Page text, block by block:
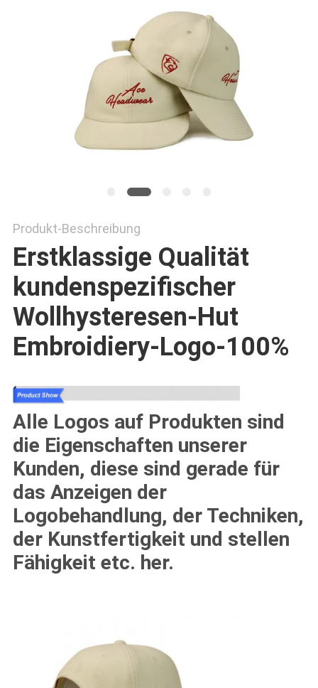
Produkt-Beschreibung
Erstklassige Qualität
kundenspezifischer
Wollhysteresen-Hut
Embroidiery-Logo-100%
Alle Logos auf Produkten sind
die Eigenschaften unserer
Kunden, diese sind gerade für
das Anzeigen der
Logobehandlung, der Techniken,
der Kunstfertigkeit und stellen
Fähigkeit etc. her.